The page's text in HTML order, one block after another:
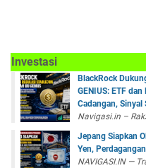
Investasi
BlackRock
GENIUS: ETF
Cadangan,
Navigasi.in –
Jepang Siapkan
Yen,
NAVIGASI.IN —